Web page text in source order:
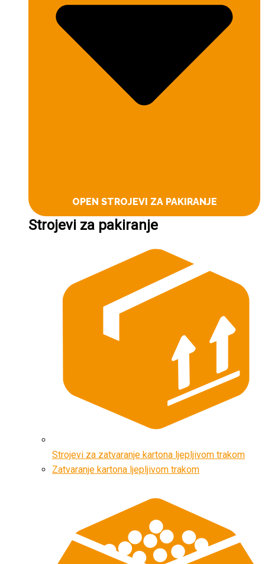
OPEN STROJEVI ZA PAKIRANJE
Strojevi za pakiranje
Strojevi za zatvaranje kartona ljepljivom trakom
Zatvaranje kartona ljepljivom trakom